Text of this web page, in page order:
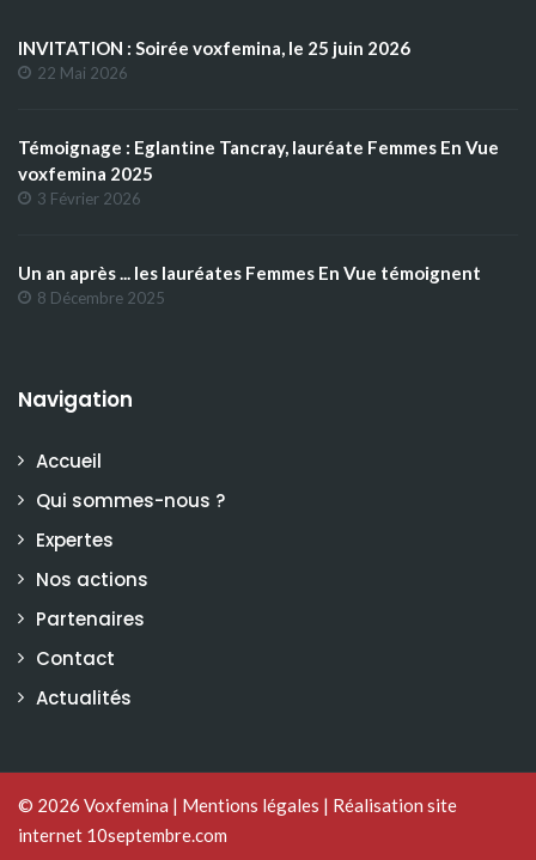
INVITATION : Soirée voxfemina, le 25 juin 2026
22 Mai 2026
Témoignage : Eglantine Tancray, lauréate Femmes En Vue
voxfemina 2025
3 Février 2026
Un an après ... les lauréates Femmes En Vue témoignent
8 Décembre 2025
Navigation
Accueil
Qui sommes-nous ?
Expertes
Nos actions
Partenaires
Contact
Actualités
© 2026 Voxfemina | Mentions légales | Réalisation site
internet 10septembre.com